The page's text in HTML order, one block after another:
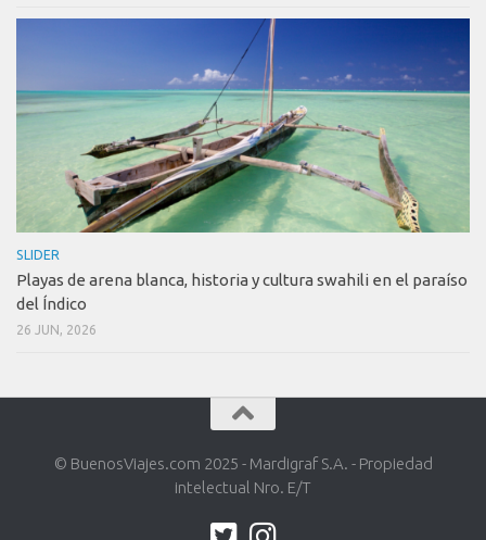
SLIDER
Playas de arena blanca, historia y cultura swahili en el paraíso
del Índico
26 JUN, 2026
© BuenosViajes.com 2025 - Mardigraf S.A. - Propiedad
intelectual Nro. E/T